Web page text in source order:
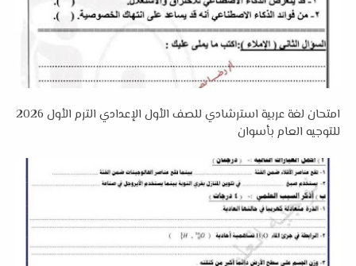
امتحان لغة عربية استرشادي للصف الأول الإعدادي الترم الأول 2026
للتوجيه العام بأسوان